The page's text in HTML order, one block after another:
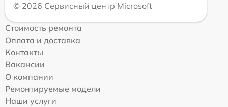
© 2026 Сервисный центр Microsoft
Стоимость ремонта
Оплата и доставка
Контакты
Вакансии
О компании
Ремонтируемые модели
Наши услуги